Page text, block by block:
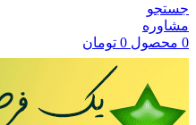
جستجو
مشاوره
0 محصول 0 تومان